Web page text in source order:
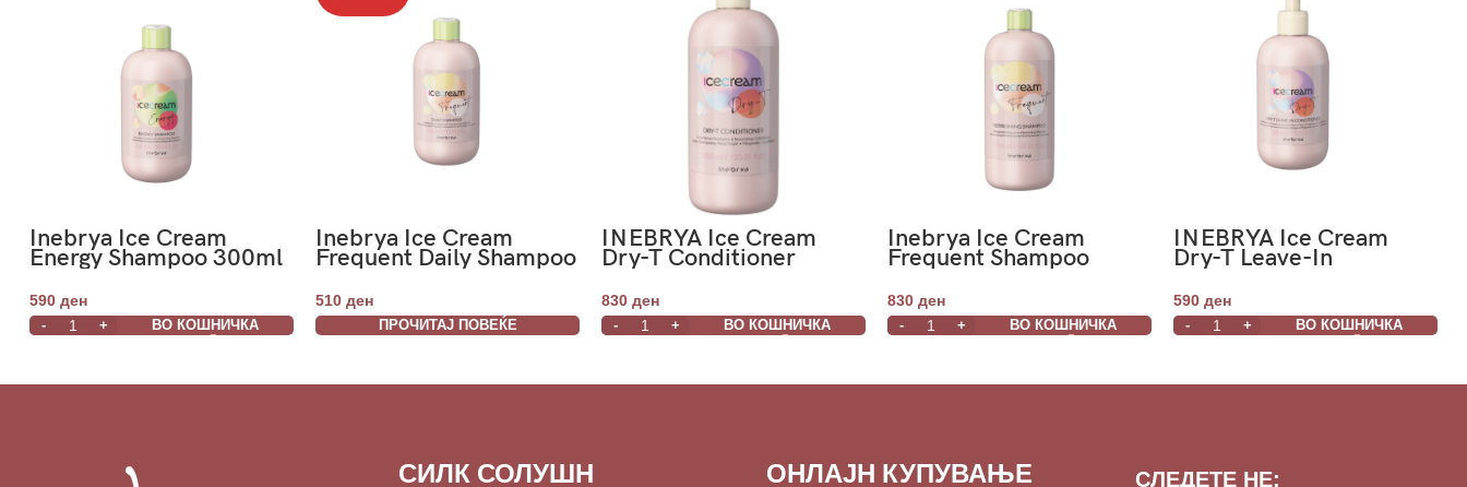
Inebrya Ice Cream
Energy Shampoo 300ml
590 ден
ВО КОШНИЧКА
Inebrya Ice Cream
Frequent Daily Shampoo
300ml
510 ден
ПРОЧИТАЈ ПОВЕЌЕ
INEBRYA Ice Cream
Dry-T Conditioner
1000ml
830 ден
ВО КОШНИЧКА
Inebrya Ice Cream
Frequent Shampoo
Menta 1000ml
830 ден
ВО КОШНИЧКА
INEBRYA Ice Cream
Dry-T Leave-In
Conditioner 300ml
590 ден
ВО КОШНИЧКА
СИЛК СОЛУШН ОНЛАЈН КУПУВАЊЕ СЛЕДЕТЕ НЕ: